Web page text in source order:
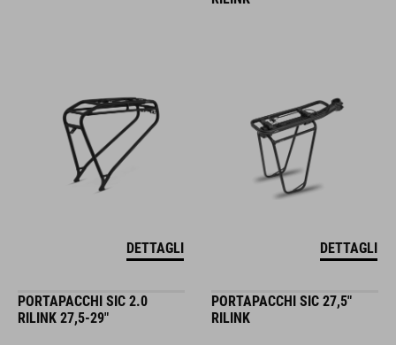
DETTAGLI DETTAGLI
PORTAPACCHI SIC 2.0
RILINK 27,5-29"
PORTAPACCHI SIC 27,5"
RILINK